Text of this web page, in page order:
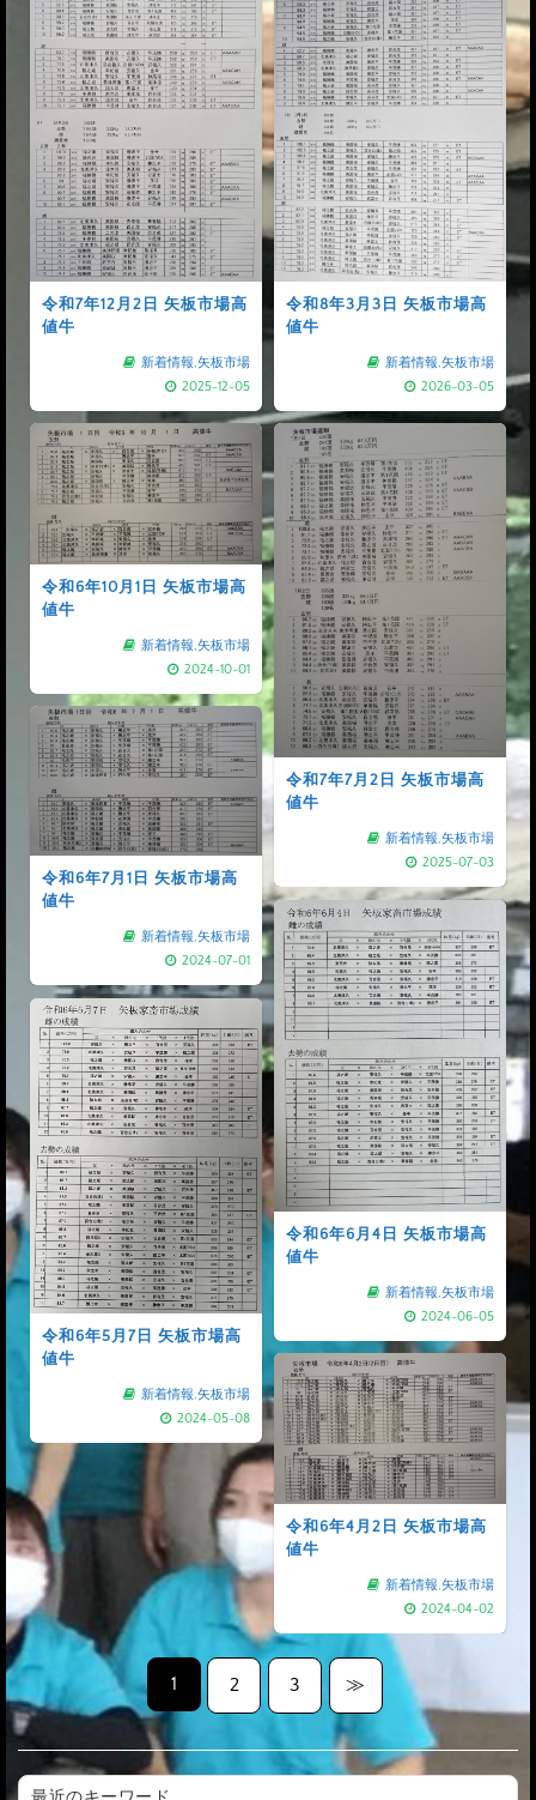
令和8年3月3日 矢板市場高
値牛
新着情報,矢板市場
2026-03-05
令和7年12月2日 矢板市場高
値牛
新着情報,矢板市場
2025-12-05
令和7年7月2日 矢板市場高
値牛
新着情報,矢板市場
2025-07-03
令和6年10月1日 矢板市場高
値牛
新着情報,矢板市場
2024-10-01
令和6年7月1日 矢板市場高
値牛
新着情報,矢板市場
2024-07-01
令和6年6月4日 矢板市場高
値牛
新着情報,矢板市場
2024-06-05
令和6年5月7日 矢板市場高
値牛
新着情報,矢板市場
2024-05-08
令和6年4月2日 矢板市場高
値牛
新着情報,矢板市場
2024-04-02
1 2 3 ≫